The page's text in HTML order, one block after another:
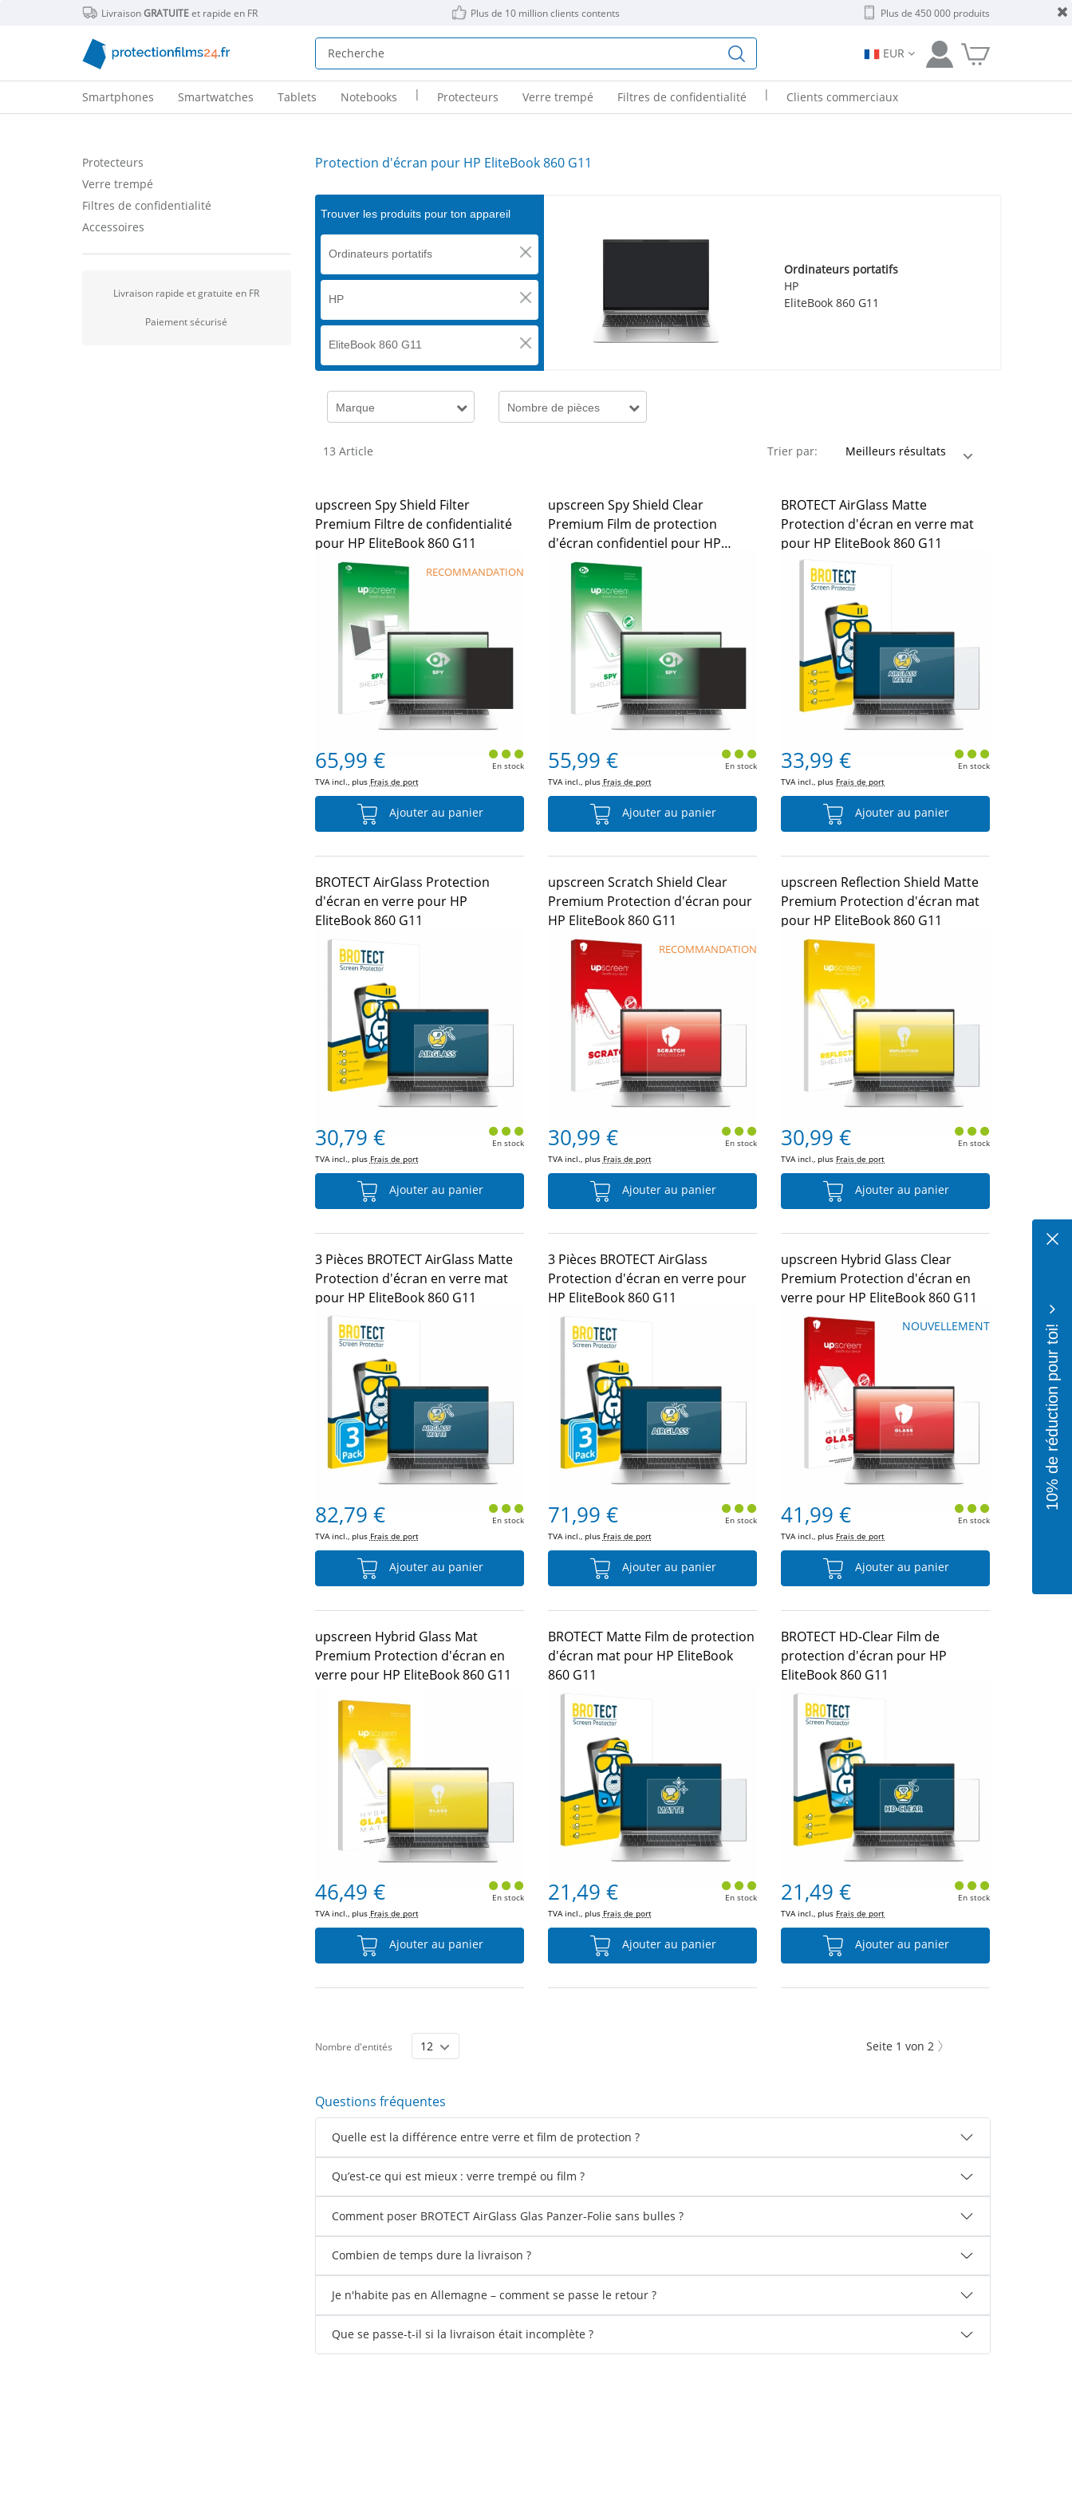
LivraisonGRATUITEet rapide en FR Plus de 10 million clients contents Plus de 450 000 produits
EUR
Smartphones Smartwatches Tablets Notebooks | Protecteurs Verre trempé Filtres de confidentialité | Clients commerciaux
Protecteurs
Verre trempé
Filtres de confidentialité
Accessoires
Livraison rapide et gratuite en FR
Paiement sécurisé
Protection d'écran pour HP EliteBook 860 G11
Trouver les produits pour ton appareil
Ordinateurs portatifs
HP
EliteBook 860 G11
Ordinateurs portatifs
HP
EliteBook 860 G11
Marque Nombre de pièces
13 Article Trier par:
upscreen Spy Shield Filter
Premium Filtre de confidentialité
pour HP EliteBook 860 G11
RECOMMANDATION
65,99 €
TVA incl., plus Frais de port
En stock
Ajouter au panier
upscreen Spy Shield Clear
Premium Film de protection
d'écran confidentiel pour HP
EliteBook 860 G11
55,99 €
TVA incl., plus Frais de port
En stock
Ajouter au panier
BROTECT AirGlass Matte
Protection d'écran en verre mat
pour HP EliteBook 860 G11
33,99 €
TVA incl., plus Frais de port
En stock
Ajouter au panier
BROTECT AirGlass Protection
d'écran en verre pour HP
EliteBook 860 G11
30,79 €
TVA incl., plus Frais de port
En stock
Ajouter au panier
upscreen Scratch Shield Clear
Premium Protection d'écran pour
HP EliteBook 860 G11
RECOMMANDATION
30,99 €
TVA incl., plus Frais de port
En stock
Ajouter au panier
upscreen Reflection Shield Matte
Premium Protection d'écran mat
pour HP EliteBook 860 G11
30,99 €
TVA incl., plus Frais de port
En stock
Ajouter au panier
3 Pièces BROTECT AirGlass Matte
Protection d'écran en verre mat
pour HP EliteBook 860 G11
82,79 €
TVA incl., plus Frais de port
En stock
Ajouter au panier
3 Pièces BROTECT AirGlass
Protection d'écran en verre pour
HP EliteBook 860 G11
71,99 €
TVA incl., plus Frais de port
En stock
Ajouter au panier
upscreen Hybrid Glass Clear
Premium Protection d'écran en
verre pour HP EliteBook 860 G11
NOUVELLEMENT
41,99 €
TVA incl., plus Frais de port
En stock
Ajouter au panier
upscreen Hybrid Glass Mat
Premium Protection d'écran en
verre pour HP EliteBook 860 G11
46,49 €
TVA incl., plus Frais de port
En stock
Ajouter au panier
BROTECT Matte Film de protection
d'écran mat pour HP EliteBook
860 G11
21,49 €
TVA incl., plus Frais de port
En stock
Ajouter au panier
BROTECT HD-Clear Film de
protection d'écran pour HP
EliteBook 860 G11
21,49 €
TVA incl., plus Frais de port
En stock
Ajouter au panier
Nombre d'entités Seite 1 von 2
Questions fréquentes
Quelle est la différence entre verre et film de protection ?
Qu’est-ce qui est mieux : verre trempé ou film ?
Comment poser BROTECT AirGlass Glas Panzer-Folie sans bulles ?
Combien de temps dure la livraison ?
Je n'habite pas en Allemagne – comment se passe le retour ?
Que se passe-t-il si la livraison était incomplète ?
10% de réduction pour toi!